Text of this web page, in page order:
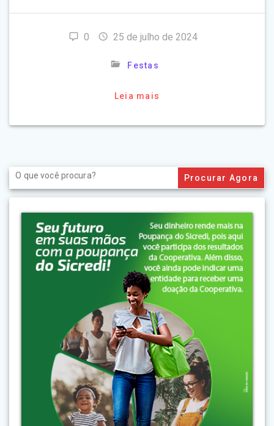
0 25 de julho de 2024
Festas
Leia mais
Search
for: